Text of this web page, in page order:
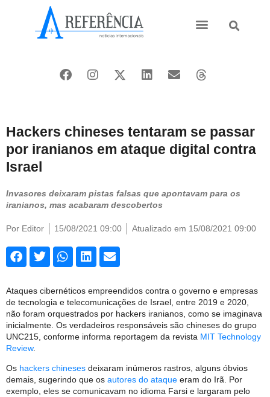
Hackers chineses tentaram se passar
por iranianos em ataque digital contra
Israel
Invasores deixaram pistas falsas que apontavam para os
iranianos, mas acabaram descobertos
Por Editor 15/08/2021 09:00 Atualizado em 15/08/2021 09:00
Ataques cibernéticos empreendidos contra o governo e empresas
de tecnologia e telecomunicações de Israel, entre 2019 e 2020,
não foram orquestrados por hackers iranianos, como se imaginava
inicialmente. Os verdadeiros responsáveis são chineses do grupo
UNC215, conforme informa reportagem da revista MIT Technology
Review.
Os hackers chineses deixaram inúmeros rastros, alguns óbvios
demais, sugerindo que os autores do ataque eram do Irã. Por
exemplo, eles se comunicavam no idioma Farsi e largaram pelo